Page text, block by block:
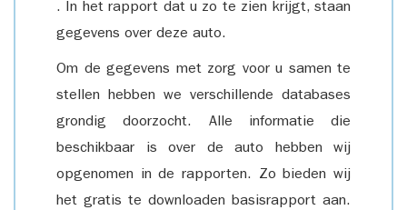
. In het rapport dat u zo te zien krijgt, staan
gegevens over deze auto.
Om de gegevens met zorg voor u samen te
stellen hebben we verschillende databases
grondig doorzocht. Alle informatie die
beschikbaar is over de auto hebben wij
opgenomen in de rapporten. Zo bieden wij
het gratis te downloaden basisrapport aan.